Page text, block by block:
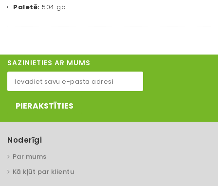
Paletē: 504 gb
SAZINIETIES AR MUMS
PIERAKSTĪTIES
Noderīgi
Par mums
Kā kļūt par klientu